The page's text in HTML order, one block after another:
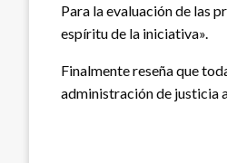
Para la evaluación de las
espíritu de la iniciativa».
Finalmente reseña que
administración de justicia